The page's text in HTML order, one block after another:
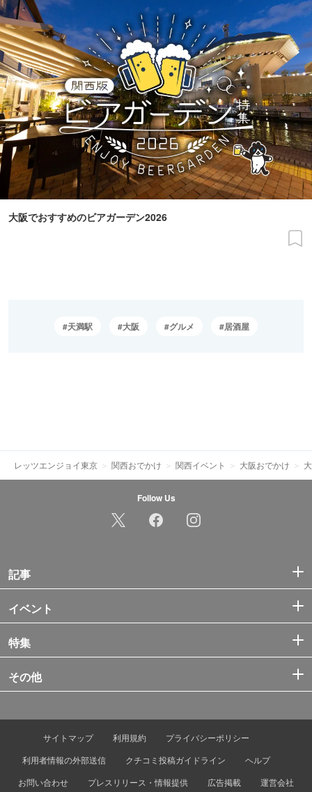
大阪でおすすめのビアガーデン2026
天満駅 大阪 グルメ 居酒屋
レッツエンジョイ東京 関西おでかけ 関西イベント 大阪おでかけ
Follow Us
記事
イベント
特集
その他
サイトマップ 利用規約
プライバシーポリシー
利用者情報の外部送信
クチコミ投稿ガイドライン
ヘルプ
お問い合わせ
プレスリリース・情報提供 広告掲載 運営会社